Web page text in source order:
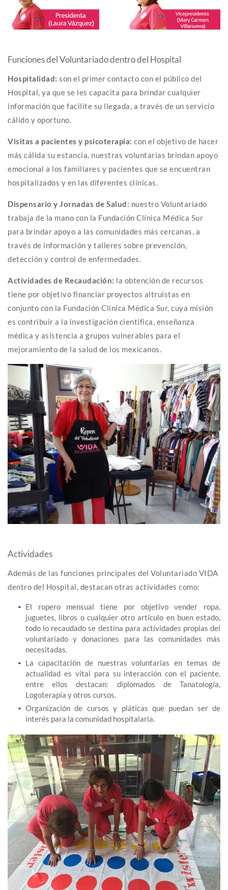
Funciones del Voluntariado dentro del Hospital
Hospitalidad: son el primer contacto con el público del
Hospital, ya que se les capacita para brindar cualquier
información que facilite su llegada, a través de un servicio
cálido y oportuno.
Visitas a pacientes y psicoterapia: con el objetivo de hacer
más cálida su estancia, nuestras voluntarias brindan apoyo
emocional a los familiares y pacientes que se encuentran
hospitalizados y en las diferentes clínicas.
Dispensario y Jornadas de Salud: nuestro Voluntariado
trabaja de la mano con la Fundación Clínica Médica Sur
para brindar apoyo a las comunidades más cercanas, a
través de información y talleres sobre prevención,
detección y control de enfermedades.
Actividades de Recaudación: la obtención de recursos
tiene por objetivo financiar proyectos altruistas en
conjunto con la Fundación Clínica Médica Sur, cuya misión
es contribuir a la investigación científica, enseñanza
médica y asistencia a grupos vulnerables para el
mejoramiento de la salud de los mexicanos.
Actividades
Además de las funciones principales del Voluntariado VIDA
dentro del Hospital, destacan otras actividades como:
El ropero mensual tiene por objetivo vender ropa,
juguetes, libros o cualquier otro artículo en buen estado,
todo lo recaudado se destina para actividades propias del
voluntariado y donaciones para las comunidades más
necesitadas.
La capacitación de nuestras voluntarias en temas de
actualidad es vital para su interacción con el paciente,
entre ellos destacan: diplomados de Tanatología,
Logoterapia y otros cursos.
Organización de cursos y pláticas que puedan ser de
interés para la comunidad hospitalaria.